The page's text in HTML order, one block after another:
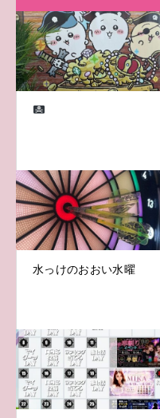
水っけのおおい水曜